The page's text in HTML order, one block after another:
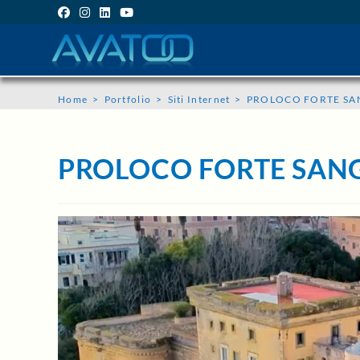
PROLOCO FORTE SANGALLO
Home > Portfolio > Siti Internet > PROLOCO FORTE
PROLOCO FORTE